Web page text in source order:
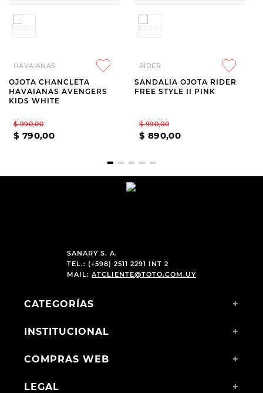
HAVAIANAS
OJOTA CHANCLETA
HAVAIANAS AVENGERS
KIDS WHITE
$ 990,00
$ 790,00
RIDER
SANDALIA OJOTA RIDER
FREE STYLE II PINK
$ 990,00
$ 890,00
SANARY S. A.
TEL.: (+598) 2511 2291 INT 2
MAIL: ATCLIENTE@TOTO.COM.UY
CATEGORÍAS +
INSTITUCIONAL +
COMPRAS WEB +
LEGAL +